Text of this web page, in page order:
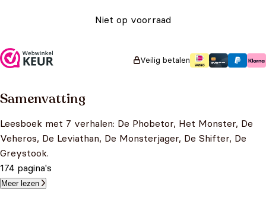
Niet op voorraad
Veilig betalen
Samenvatting
Leesboek met 7 verhalen: De Phobetor, Het Monster, De
Veheros, De Leviathan, De Monsterjager, De Shifter, De
Greystook.
174 pagina's
Meer lezen